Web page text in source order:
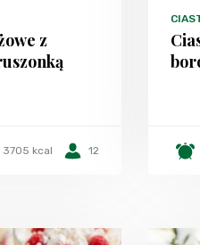
z
3705 kcal 12